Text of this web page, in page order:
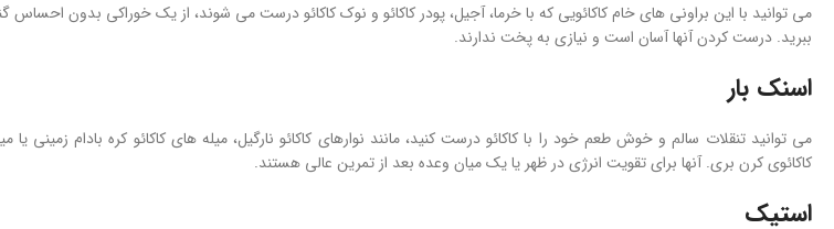
می توانید با این براونی های خام کاکائویی که با خرما، آجیل، پودر کاکائو و نوک کاکائو درست می شوند، از یک خوراکی بدون احساس
ببرید. درست کردن آنها آسان است و نیازی به پخت ندارند.
اسنک بار
می توانید تنقلات سالم و خوش طعم خود را با کاکائو درست کنید، مانند نوارهای کاکائو نارگیل، میله های کاکائو کره بادام زمینی یا
کاکائوی کرن بری. آنها برای تقویت انرژی در ظهر یا یک میان وعده بعد از تمرین عالی هستند.
استیک